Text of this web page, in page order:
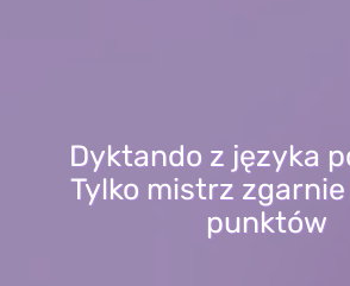
Dyktando z języka
Tylko mistrz
punktów